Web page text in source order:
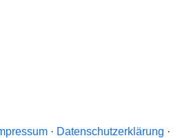
· Datenschutzerklärung ·